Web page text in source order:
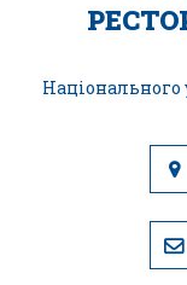
Національного